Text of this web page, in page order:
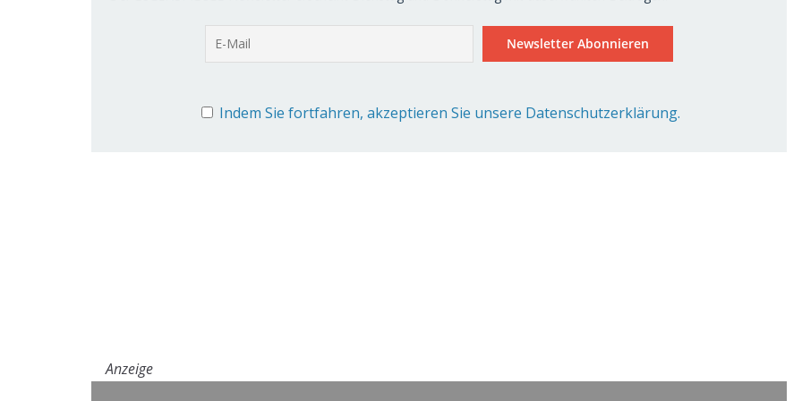
Indem Sie fortfahren, akzeptieren Sie unsere Datenschutzerklärung.
Anzeige